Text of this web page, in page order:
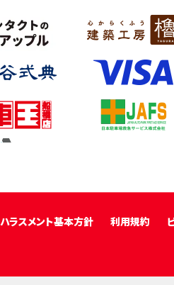
ラスメント基本方針 利用規約